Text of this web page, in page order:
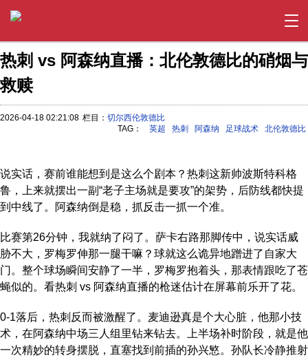
热刺 vs 阿森纳直播：北伦敦德比的硝烟与
救赎
2026-04-18 02:21:08 栏目： 切尔西伦敦德比
TAG：
英超 热刺 阿森纳 足球战术 北伦敦德比
说实话，赛前谁能想到是这么个剧本？热刺这新帅波斯特科格
鲁，上来就摆出一副“老子主场就是要攻”的架势，后防线都快提
到中线了。阿森纳倒是稳，抓反击一抓一个准。
比赛第26分钟，我就纳了闷了。萨卡右路那脚传中，说实话威
胁不大，罗梅罗伸那一腿干嘛？球就这么诡异地蹭进了自家大
门。整个球场瞬间安静了一半，罗梅罗抱着头，那表情跟吃了苍
蝇似的。看热刺 vs 阿森纳直播的枪迷估计在屏幕前乐开了花。
0-1落后，热刺反而被激醒了。麦迪逊真是个大心脏，他那小技
术，在阿森纳中场三人组里钻来钻去。上半场补时阶段，就是他
一次精妙的转身摆脱，直塞找到前插的孙兴慜。孙队长冷静推射